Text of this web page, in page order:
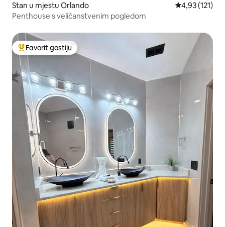
Stan u mjestu Orlando Prosječna
4,93 (121)
Penthouse s veličanstvenim pogledom
Glavni favorit gostiju
Favorit gostiju